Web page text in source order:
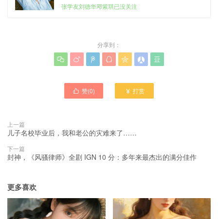
张学友刘德华邓紫琪已没关注
分享到：
      
 赞(0)  打赏
上一篇
儿子名校毕业后，我和老公的灾难来了……
下一篇
封神，《风骚律师》全剧 IGN 10 分：多年来最杰出的满分佳作
更多喜欢